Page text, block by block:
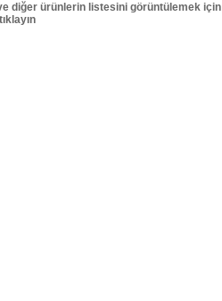
diğer ürünlerin listesini görüntülemek için